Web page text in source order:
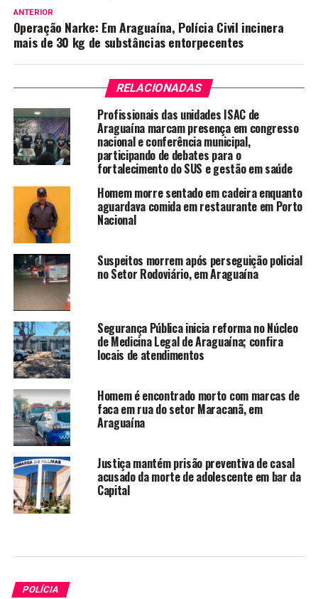
ANTERIOR
Operação Narke: Em Araguaína, Polícia Civil incinera
mais de 30 kg de substâncias entorpecentes
RELACIONADAS
Profissionais das unidades ISAC de
Araguaína marcam presença em congresso
nacional e conferência municipal,
participando de debates para o
fortalecimento do SUS e gestão em saúde
Homem morre sentado em cadeira enquanto
aguardava comida em restaurante em Porto
Nacional
Suspeitos morrem após perseguição policial
no Setor Rodoviário, em Araguaína
Segurança Pública inicia reforma no Núcleo
de Medicina Legal de Araguaína; confira
locais de atendimentos
Homem é encontrado morto com marcas de
faca em rua do setor Maracanã, em
Araguaína
Justiça mantém prisão preventiva de casal
acusado da morte de adolescente em bar da
Capital
POLÍCIA